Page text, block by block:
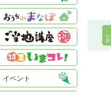
イベント